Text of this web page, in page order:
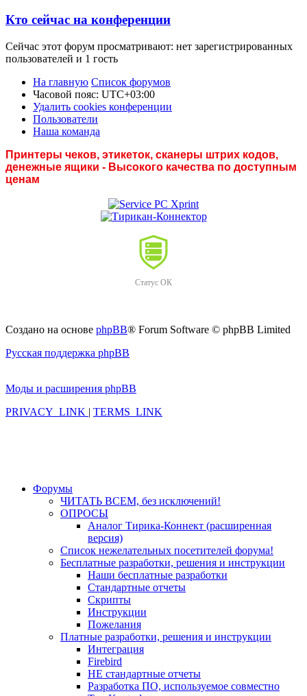
Кто сейчас на конференции
Сейчас этот форум просматривают: нет зарегистрированных
пользователей и 1 гость
На главную Список форумов
Часовой пояс: UTC+03:00
Удалить cookies конференции
Пользователи
Наша команда
Принтеры чеков, этикеток, сканеры штрих кодов,
денежные ящики - Высокого качества по доступным
ценам
Статус ОК
Создано на основе phpBB® Forum Software © phpBB Limited
Русская поддержка phpBB
Моды и расширения phpBB
PRIVACY_LINK | TERMS_LINK
Форумы
ЧИТАТЬ ВСЕМ, без исключений!
ОПРОСЫ
Аналог Тирика-Коннект (расширенная
версия)
Список нежелательных посетителей форума!
Бесплатные разработки, решения и инструкции
Наши бесплатные разработки
Стандартные отчеты
Скрипты
Инструкции
Пожелания
Платные разработки, решения и инструкции
Интеграция
Firebird
НЕ стандартные отчеты
Разработка ПО, используемое совместно